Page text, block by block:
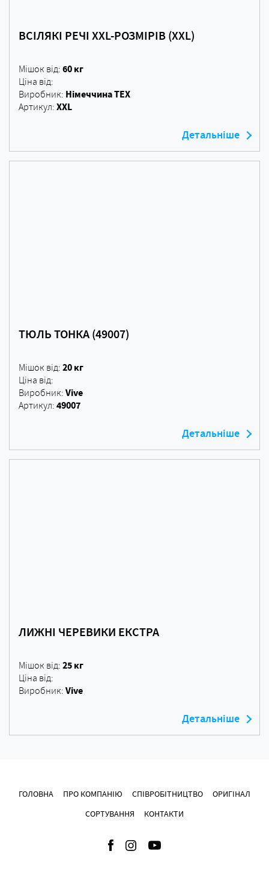
ВСІЛЯКІ РЕЧІ XXL-РОЗМІРІВ (XXL)
Мішок від: 60 кг
Ціна від:
Виробник: Німеччина ТЕХ
Артикул: XXL
Детальніше
ТЮЛЬ ТОНКА (49007)
Мішок від: 20 кг
Ціна від:
Виробник: Vive
Артикул: 49007
Детальніше
ЛИЖНІ ЧЕРЕВИКИ ЕКСТРА
Мішок від: 25 кг
Ціна від:
Виробник: Vive
Детальніше
ГОЛОВНА ПРО КОМПАНІЮ СПІВРОБІТНИЦТВО
ОРИГІНАЛ
СОРТУВАННЯ
КОНТАКТИ